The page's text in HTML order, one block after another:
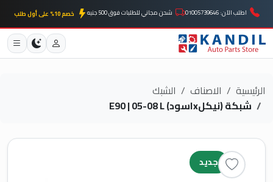
اطلب الآن: 01005739646 شحن مجاني للطلبات فوق 500 جنيه خصم 10% على أول طلب
الرئيسية الاصناف
الشبك
شبكة (نيكلxاسود) E90 | 05-08 L
جديد